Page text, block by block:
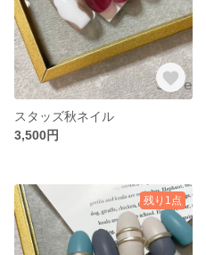
スタッズ秋ネイル
3,500円
残り1点